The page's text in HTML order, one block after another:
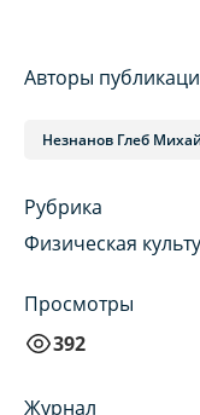
Авторы
Незнанов Глеб
Рубрика
Физическая
Просмотры
392
Журнал